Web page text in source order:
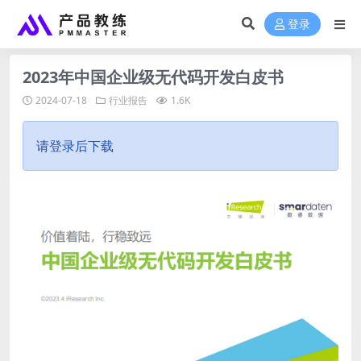
登录
2023年中国企业级无代码开发白皮书
2024-07-18 行业报告 1.6K
请登录后下载